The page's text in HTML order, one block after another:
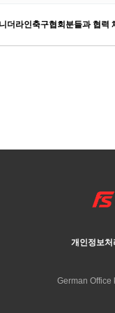
더라인축구협회분들과 협력
개인정보처
German Office